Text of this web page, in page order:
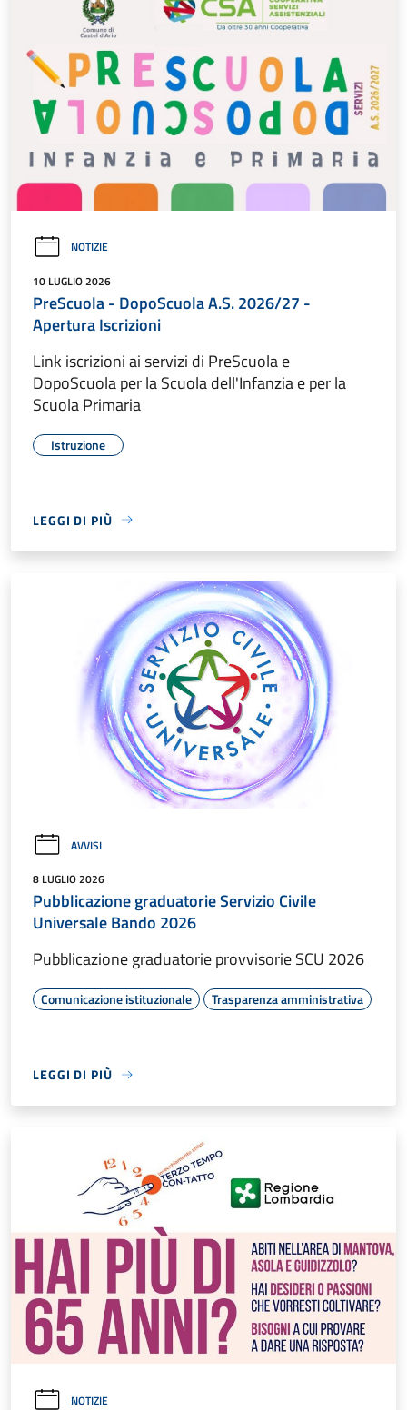
NOTIZIE
10 LUGLIO 2026
PreScuola - DopoScuola A.S. 2026/27 -
Apertura Iscrizioni
Link iscrizioni ai servizi di PreScuola e
DopoScuola per la Scuola dell'Infanzia e per la
Scuola Primaria
Istruzione
LEGGI DI PIÙ
AVVISI
8 LUGLIO 2026
Pubblicazione graduatorie Servizio Civile
Universale Bando 2026
Pubblicazione graduatorie provvisorie SCU 2026
Comunicazione istituzionale Trasparenza amministrativa
LEGGI DI PIÙ
NOTIZIE